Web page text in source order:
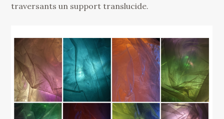
traversants un support translucide.